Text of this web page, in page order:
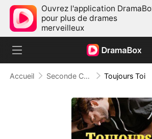
Ouvrez l'application
pour plus de drames
merveilleux
Accueil Seconde Chance Toujours Toi